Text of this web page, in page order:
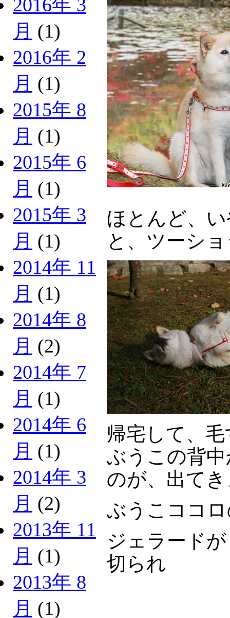
2016年 3
月 (1)
2016年 2
月 (1)
2015年 8
月 (1)
2015年 6
月 (1)
2015年 3
月 (1)
2014年 11
月 (1)
2014年 8
月 (2)
2014年 7
月 (1)
2014年 6
月 (1)
2014年 3
月 (2)
2013年 11
月 (1)
2013年 8
月 (1)
ほとんど、
と、ツーシ
帰宅して、
ぶうこの背
のが、出て
ぶうこココ
ジェラード
切られ